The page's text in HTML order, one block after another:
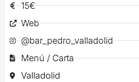
15€
Web
@bar_pedro_valladolid
Menú / Carta
Valladolid